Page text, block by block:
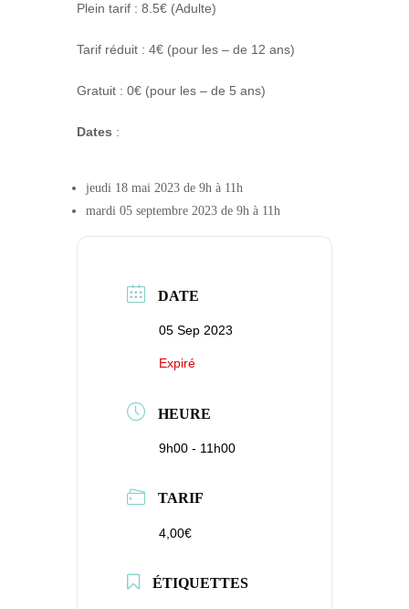
Plein tarif : 8.5€ (Adulte)
Tarif réduit : 4€ (pour les – de 12 ans)
Gratuit : 0€ (pour les – de 5 ans)
Dates :
jeudi 18 mai 2023 de 9h à 11h
mardi 05 septembre 2023 de 9h à 11h
DATE
05 Sep 2023
Expiré
HEURE
9h00 - 11h00
TARIF
4,00€
ÉTIQUETTES